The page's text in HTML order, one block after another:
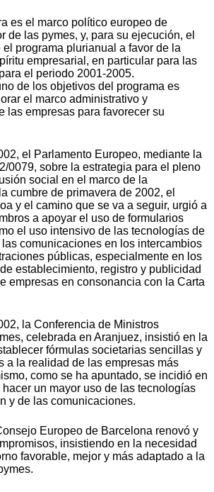
es el marco político europeo de
de las pymes, y, para su ejecución, el
programa plurianual a favor de la
empresarial, en particular para las
el periodo 2001-2005.
de los objetivos del programa es
el marco administrativo y
las empresas para favorecer su
el Parlamento Europeo, mediante la
0079, sobre la estrategia para el pleno
social en el marco de la
cumbre de primavera de 2002, el
y el camino que se va a seguir, urgió a
a apoyar el uso de formularios
el uso intensivo de las tecnologías de
las comunicaciones en los intercambios
públicas, especialmente en los
establecimiento, registro y publicidad
empresas en consonancia con la Carta
la Conferencia de Ministros
celebrada en Aranjuez, insistió en la
fórmulas societarias sencillas y
a la realidad de las empresas más
como se ha apuntado, se incidió en
hacer un mayor uso de las tecnologías
y de las comunicaciones.
Europeo de Barcelona renovó y
insistiendo en la necesidad
favorable, mejor y más adaptado a la